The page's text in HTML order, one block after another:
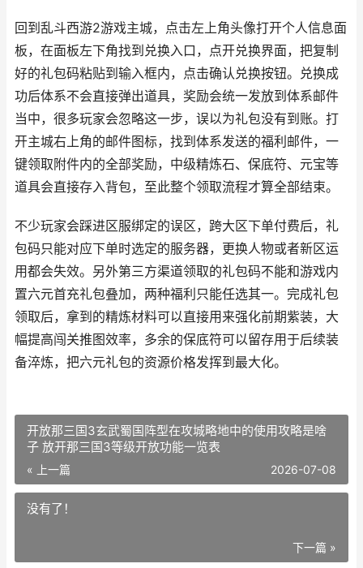
回到乱斗西游2游戏主城，点击左上角头像打开个人信息面
板，在面板左下角找到兑换入口，点开兑换界面，把复制
好的礼包码粘贴到输入框内，点击确认兑换按钮。兑换成
功后体系不会直接弹出道具，奖励会统一发放到体系邮件
当中，很多玩家会忽略这一步，误以为礼包没有到账。打
开主城右上角的邮件图标，找到体系发送的福利邮件，一
键领取附件内的全部奖励，中级精炼石、保底符、元宝等
道具会直接存入背包，至此整个领取流程才算全部结束。
不少玩家会踩进区服绑定的误区，跨大区下单付费后，礼
包码只能对应下单时选定的服务器，更换人物或者新区运
用都会失效。另外第三方渠道领取的礼包码不能和游戏内
置六元首充礼包叠加，两种福利只能任选其一。完成礼包
领取后，拿到的精炼材料可以直接用来强化前期紫装，大
幅提高闯关推图效率，多余的保底符可以留存用于后续装
备淬炼，把六元礼包的资源价格发挥到最大化。
开放那三国3玄武蜀国阵型在攻城略地中的使用攻略是啥
子 放开那三国3等级开放功能一览表
« 上一篇 2026-07-08
没有了！
下一篇 »